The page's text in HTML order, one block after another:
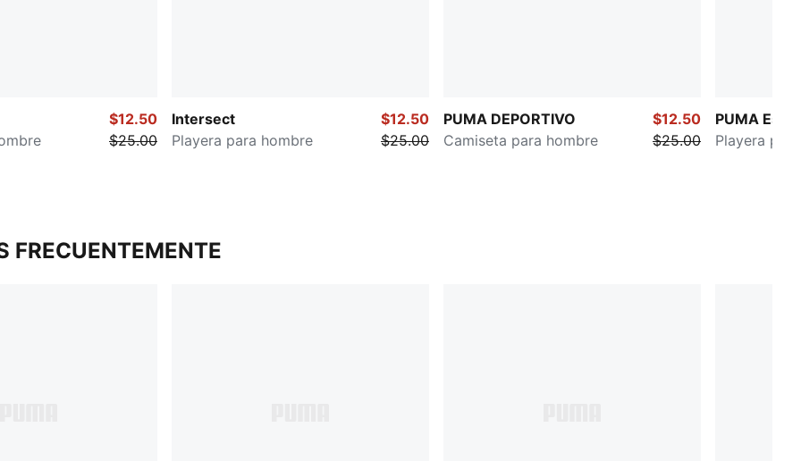
$12.50
$25.00
Intersect
Playera para hombre
$12.50
$25.00
PUMA DEPORTIVO
Camiseta para hombre
$12.50
$25.00
PUMA
Playera
FRECUENTEMENTE